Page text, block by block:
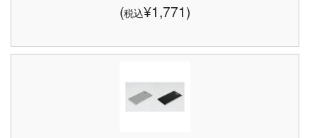
(税込¥1,771)